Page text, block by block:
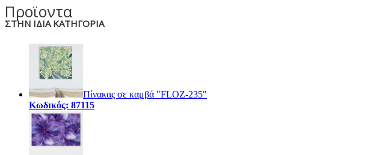
Προϊοντα
ΣΤΗΝ ΙΔΙΑ ΚΑΤΗΓΟΡΙΑ
Πίνακας σε καμβά "FLOZ-235"
Κωδικός: 87115